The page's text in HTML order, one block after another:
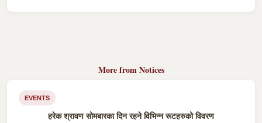
More from Notices
EVENTS
हरेक श्रावण सोमबारका दिन रहने विभिन्न रूटहरुको विवरण